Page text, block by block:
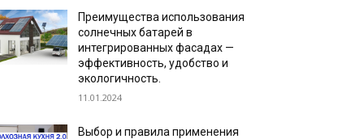
Преимущества использования
солнечных батарей в
интегрированных фасадах —
эффективность, удобство и
экологичность.
11.01.2024
Выбор и правила применения